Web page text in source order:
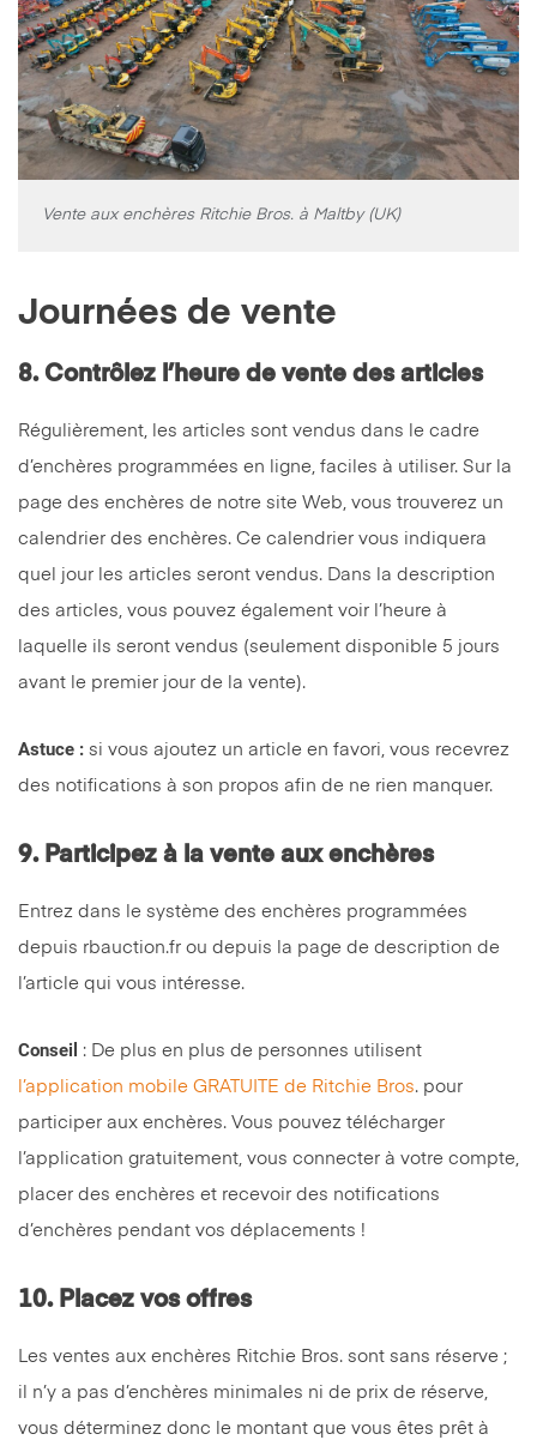
Vente aux enchères Ritchie Bros. à Maltby (UK)
Journées de vente
8. Contrôlez l’heure de vente des articles
Régulièrement, les articles sont vendus dans le cadre
d’enchères programmées en ligne, faciles à utiliser. Sur la
page des enchères de notre site Web, vous trouverez un
calendrier des enchères. Ce calendrier vous indiquera
quel jour les articles seront vendus. Dans la description
des articles, vous pouvez également voir l’heure à
laquelle ils seront vendus (seulement disponible 5 jours
avant le premier jour de la vente).
Astuce : si vous ajoutez un article en favori, vous recevrez
des notifications à son propos afin de ne rien manquer.
9. Participez à la vente aux enchères
Entrez dans le système des enchères programmées
depuis rbauction.fr ou depuis la page de description de
l’article qui vous intéresse.
Conseil
: De plus en plus de personnes utilisent
l’application mobile GRATUITE de Ritchie Bros. pour
participer aux enchères. Vous pouvez télécharger
l’application gratuitement, vous connecter à votre compte,
placer des enchères et recevoir des notifications
d’enchères pendant vos déplacements !
10. Placez vos offres
Les ventes aux enchères Ritchie Bros. sont sans réserve ;
il n’y a pas d’enchères minimales ni de prix de réserve,
vous déterminez donc le montant que vous êtes prêt à